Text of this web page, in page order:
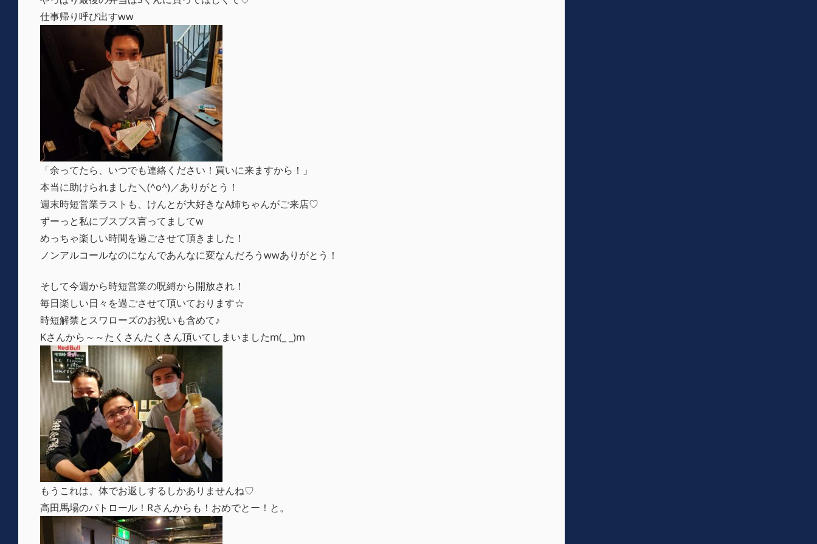
仕事帰り呼び出すww
「余ってたら、いつでも連絡ください！買いに来ますから！」
本当に助けられました＼(^o^)／ありがとう！
週末時短営業ラストも、けんとが大好きなA姉ちゃんがご来店♡
ずーっと私にブスブス言ってましてw
めっちゃ楽しい時間を過ごさせて頂きました！
ノンアルコールなのになんであんなに変なんだろうwwありがとう！
そして今週から時短営業の呪縛から開放され！
毎日楽しい日々を過ごさせて頂いております☆
時短解禁とスワローズのお祝いも含めて♪
Kさんから～～たくさんたくさん頂いてしまいましたm(_ _)m
もうこれは、体でお返しするしかありませんね♡
高田馬場のパトロール！Rさんからも！おめでとー！と。